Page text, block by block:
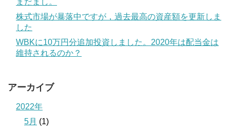
まだまし。
株式市場が暴落中ですが，過去最高の資産額を更新しま
した
WBKに10万円分追加投資しました。2020年は配当金は
維持されるのか？
アーカイブ
2022年
5月 (1)